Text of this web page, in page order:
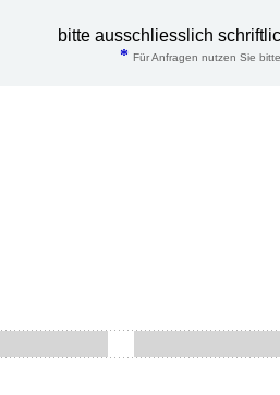
bitte ausschliesslich
* Für Anfragen nutzen Sie